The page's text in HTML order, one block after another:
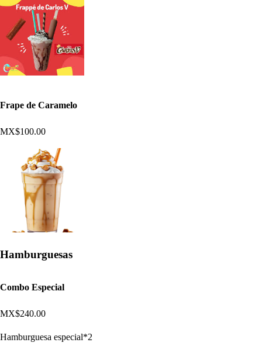
Frape de Caramelo
MX$100.00
Hamburguesas
Combo Especial
MX$240.00
Hamburguesa especial*2